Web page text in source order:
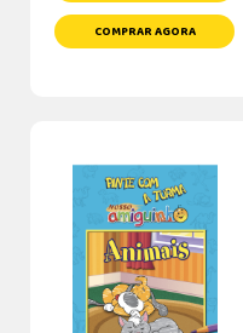
COMPRAR AGORA